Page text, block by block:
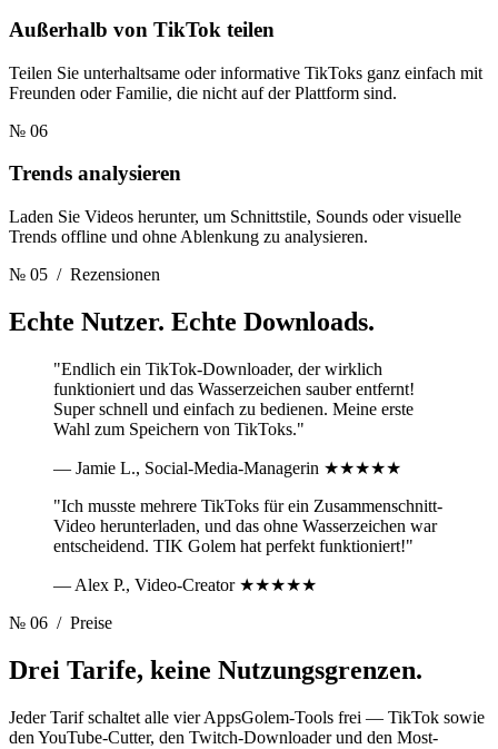
Außerhalb von TikTok teilen
Teilen Sie unterhaltsame oder informative TikToks ganz einfach mit
Freunden oder Familie, die nicht auf der Plattform sind.
№ 06
Trends analysieren
Laden Sie Videos herunter, um Schnittstile, Sounds oder visuelle
Trends offline und ohne Ablenkung zu analysieren.
№ 05 / Rezensionen
Echte Nutzer. Echte Downloads.
"Endlich ein TikTok-Downloader, der wirklich
funktioniert und das Wasserzeichen sauber entfernt!
Super schnell und einfach zu bedienen. Meine erste
Wahl zum Speichern von TikToks."
— Jamie L., Social-Media-Managerin ★★★★★
"Ich musste mehrere TikToks für ein Zusammenschnitt-
Video herunterladen, und das ohne Wasserzeichen war
entscheidend. TIK Golem hat perfekt funktioniert!"
— Alex P., Video-Creator ★★★★★
№ 06 / Preise
Drei Tarife, keine Nutzungsgrenzen.
Jeder Tarif schaltet alle vier AppsGolem-Tools frei — TikTok sowie
den YouTube-Cutter, den Twitch-Downloader und den Most-